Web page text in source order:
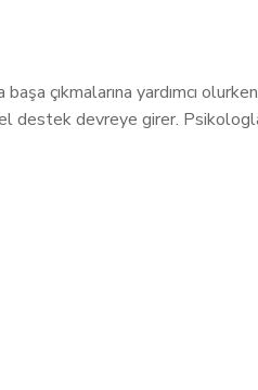
çıkmalarına yardımcı
destek devreye girer.